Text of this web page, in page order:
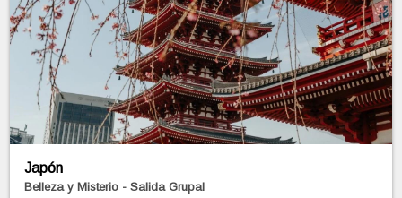
Japón
Belleza y Misterio - Salida Grupal